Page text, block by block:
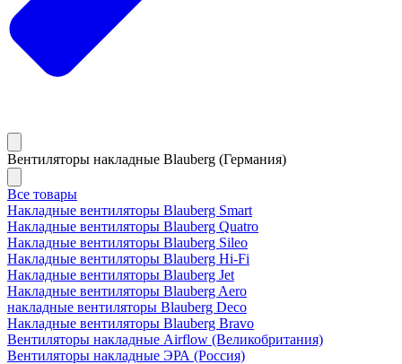
Вентиляторы накладные Blauberg (Германия)
Все товары
Накладные вентиляторы Blauberg Smart
Накладные вентиляторы Blauberg Quatro
Накладные вентиляторы Blauberg Sileo
Накладные вентиляторы Blauberg Hi-Fi
Накладные вентиляторы Blauberg Jet
Накладные вентиляторы Blauberg Aero
накладные вентиляторы Blauberg Deco
Накладные вентиляторы Blauberg Bravo
Вентиляторы накладные Airflow (Великобритания)
Вентиляторы накладные ЭРА (Россия)